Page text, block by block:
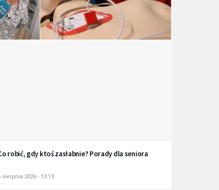
robić, gdy ktoś zasłabnie? Porady dla seniora
sierpnia 2026 - 13:13